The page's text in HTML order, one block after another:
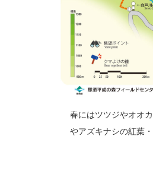
春にはツツジやオオ
やアズキナシの紅葉